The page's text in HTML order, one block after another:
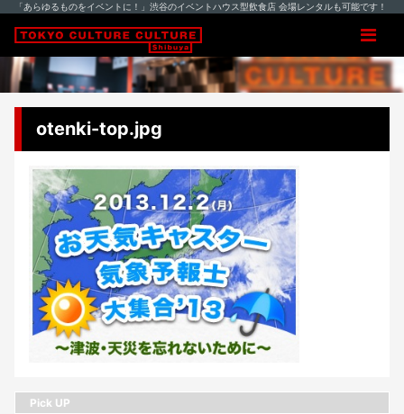
「あらゆるものをイベントに！」渋谷のイベントハウス型飲食店 会場レンタルも可能です！
otenki-top.jpg
Pick UP